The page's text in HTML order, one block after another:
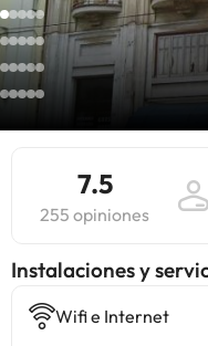
7.5
255 opiniones
Instalaciones y
Wifi e Internet